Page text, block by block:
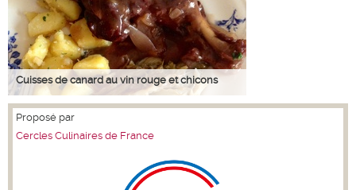
Cuisses de canard au vin rouge et chicons
Proposé par
Cercles Culinaires de France